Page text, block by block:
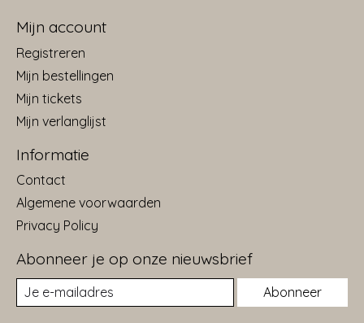
Mijn account
Registreren
Mijn bestellingen
Mijn tickets
Mijn verlanglijst
Informatie
Contact
Algemene voorwaarden
Privacy Policy
Abonneer je op onze nieuwsbrief
Abonneer